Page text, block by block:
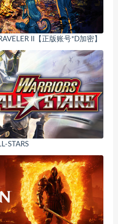
II【正版账号*D加密】
STARS